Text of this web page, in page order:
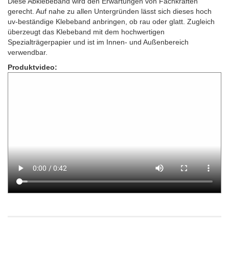
gerecht. Auf nahe zu allen Untergründen lässt sich dieses hoch
uv-beständige Klebeband anbringen, ob rau oder glatt. Zugleich
überzeugt das Klebeband mit dem hochwertigen
Spezialträgerpapier und ist im Innen- und Außenbereich
verwendbar.
Produktvideo: